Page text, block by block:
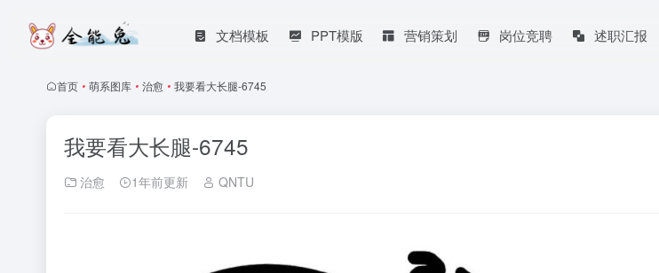
文档模板 PPT模版 营销策划 岗位竞聘 述职汇报
首页 • 萌系图库 • 治愈 • 我要看大长腿-6745
我要看大长腿-6745
治愈 1年前更新 QNTU